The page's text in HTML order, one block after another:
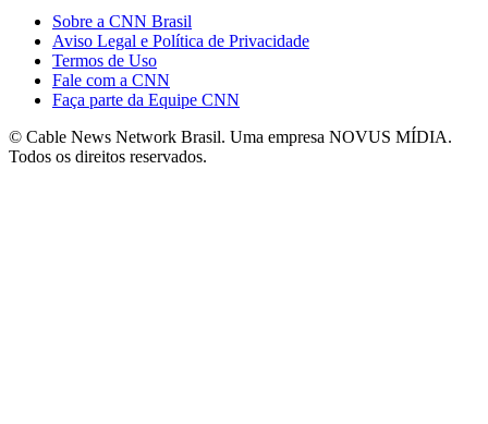
Sobre a CNN Brasil
Aviso Legal e Política de Privacidade
Termos de Uso
Fale com a CNN
Faça parte da Equipe CNN
© Cable News Network Brasil. Uma empresa NOVUS MÍDIA.
Todos os direitos reservados.